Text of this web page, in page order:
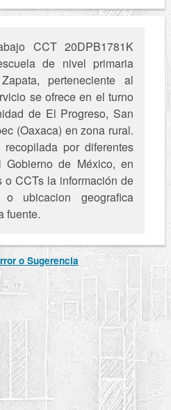
CCT 20DPB1781K
de nivel primaria
perteneciente al
se ofrece en el turno
de El Progreso, San
(Oaxaca) en zona rural.
por diferentes
Gobierno de México, en
o CCTs la información de
o ubicacion geografica
fuente.
o Sugerencia